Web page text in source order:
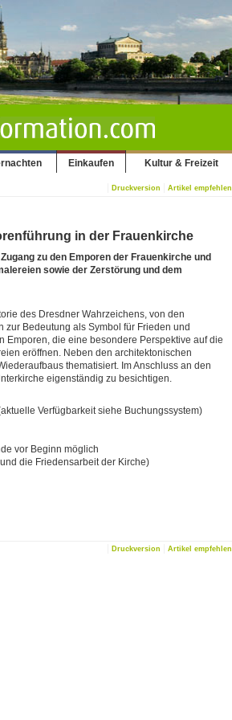
Einkaufen Kultur & Freizeit
Druckversion Artikel empfehlen
in der Frauenkirche
zu den Emporen der Frauenkirche und
sowie der Zerstörung und dem
des Dresdner Wahrzeichens, von den
Bedeutung als Symbol für Frieden und
Emporen, die eine besondere Perspektive auf die
eröffnen. Neben den architektonischen
thematisiert. Im Anschluss an den
eigenständig zu besichtigen.
Verfügbarkeit siehe Buchungssystem)
vor Beginn möglich
die Friedensarbeit der Kirche)
Druckversion Artikel empfehlen